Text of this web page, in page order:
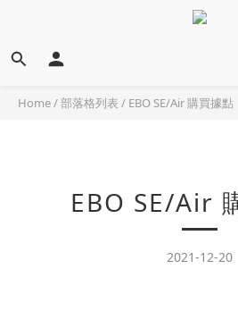
Home/部落格列表 / EBO SE/Air 購買據點
EBO SE/Air
2021-12-20